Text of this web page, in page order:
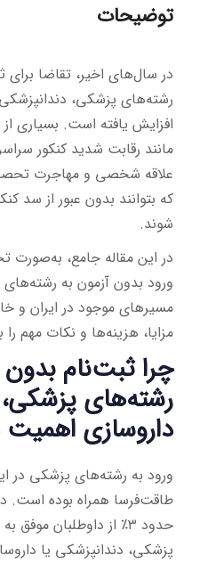
توضیحات
در سال‌های اخیر، تقاضا برای
رشته‌های پزشکی،
افزایش یافته است. بسیاری
مانند رقابت شدید کنکور
علاقه شخصی و مهاجرت
که بتوانند بدون عبور از سد
شوند.
در این مقاله جامع،
ورود بدون آزمون به
مسیرهای موجود در ایران و
مزایا، هزینه‌ها و نکات مهم
چرا ثبت‌نام بدون
رشته‌های
داروسازی اهمیت
ورود به رشته‌های پزشکی در
طاقت‌فرسا همراه بوده است.
حدود ۳٪ از داوطلبان
پزشکی، دندانپزشکی یا